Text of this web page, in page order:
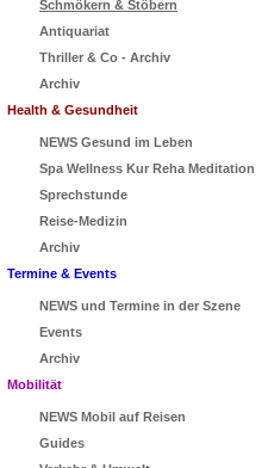
Schmökern & Stöbern
Antiquariat
Thriller & Co - Archiv
Archiv
Health & Gesundheit
NEWS Gesund im Leben
Spa Wellness Kur Reha Meditation
Sprechstunde
Reise-Medizin
Archiv
Termine & Events
NEWS und Termine in der Szene
Events
Archiv
Mobilität
NEWS Mobil auf Reisen
Guides